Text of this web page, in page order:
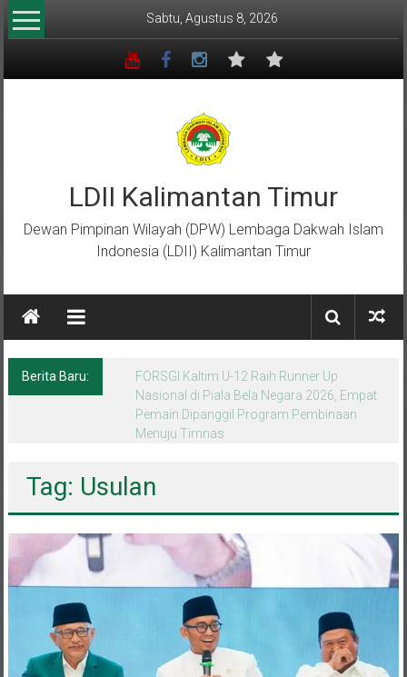
Lompat
ke
Sabtu, Agustus 8, 2026
LDII Kalimantan Timur
Dewan Pimpinan Wilayah (DPW) Lembaga Dakwah Islam
Indonesia (LDII) Kalimantan Timur
Berita Baru:
Menempa Generasi Muda Berkarakter Luhur
di Bumi Perkemahan Makroman Indah
melalui CAI ke-47